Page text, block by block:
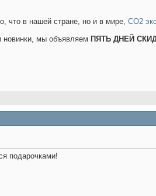
что в нашей стране, но и в мире, СО2
новинки, мы объявляем ПЯТЬ ДНЕЙ
подарочками!